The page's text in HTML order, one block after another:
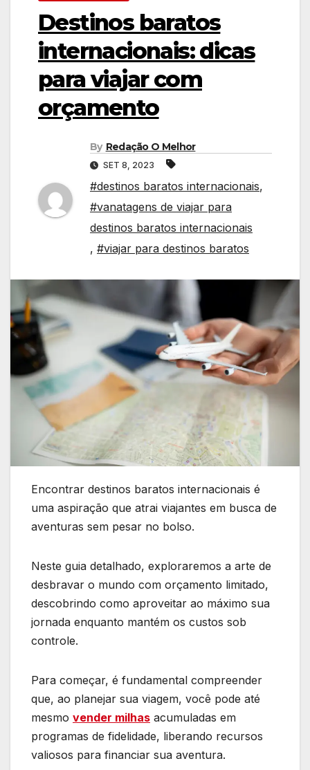
Destinos baratos
internacionais: dicas
para viajar com
orçamento
By Redação O Melhor
SET 8, 2023
#destinos baratos internacionais,
#vanatagens de viajar para
destinos baratos internacionais
, #viajar para destinos baratos
Encontrar destinos baratos internacionais é
uma aspiração que atrai viajantes em busca de
aventuras sem pesar no bolso.
Neste guia detalhado, exploraremos a arte de
desbravar o mundo com orçamento limitado,
descobrindo como aproveitar ao máximo sua
jornada enquanto mantém os custos sob
controle.
Para começar, é fundamental compreender
que, ao planejar sua viagem, você pode até
mesmo vender milhas acumuladas em
programas de fidelidade, liberando recursos
valiosos para financiar sua aventura.